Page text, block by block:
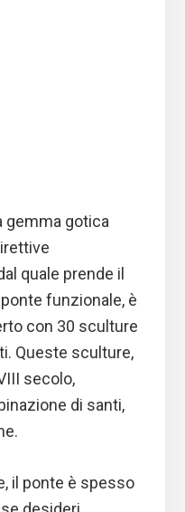
gemma gotica
quale prende il
funzionale, è
con 30 sculture
Queste sculture,
secolo,
di santi,
il ponte è spesso